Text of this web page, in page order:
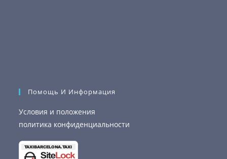
Помощь И Информация
Условия и положения
политика конфиденциальности